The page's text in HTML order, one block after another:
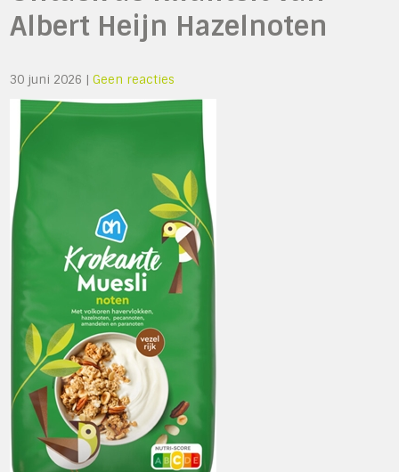
Albert Heijn Hazelnoten
30 juni 2026 |Geen reacties